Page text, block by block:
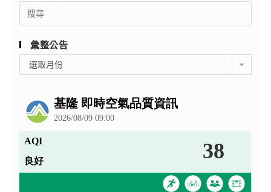
Search
for:
彙整公告
整
選取月份